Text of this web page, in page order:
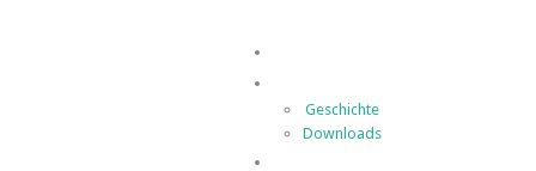
Geschichte
Downloads